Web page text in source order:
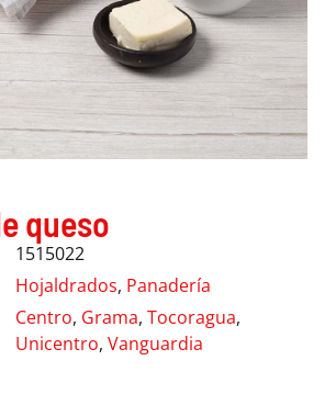
queso
1515022
Hojaldrados, Panadería
Centro, Grama, Tocoragua,
Unicentro, Vanguardia